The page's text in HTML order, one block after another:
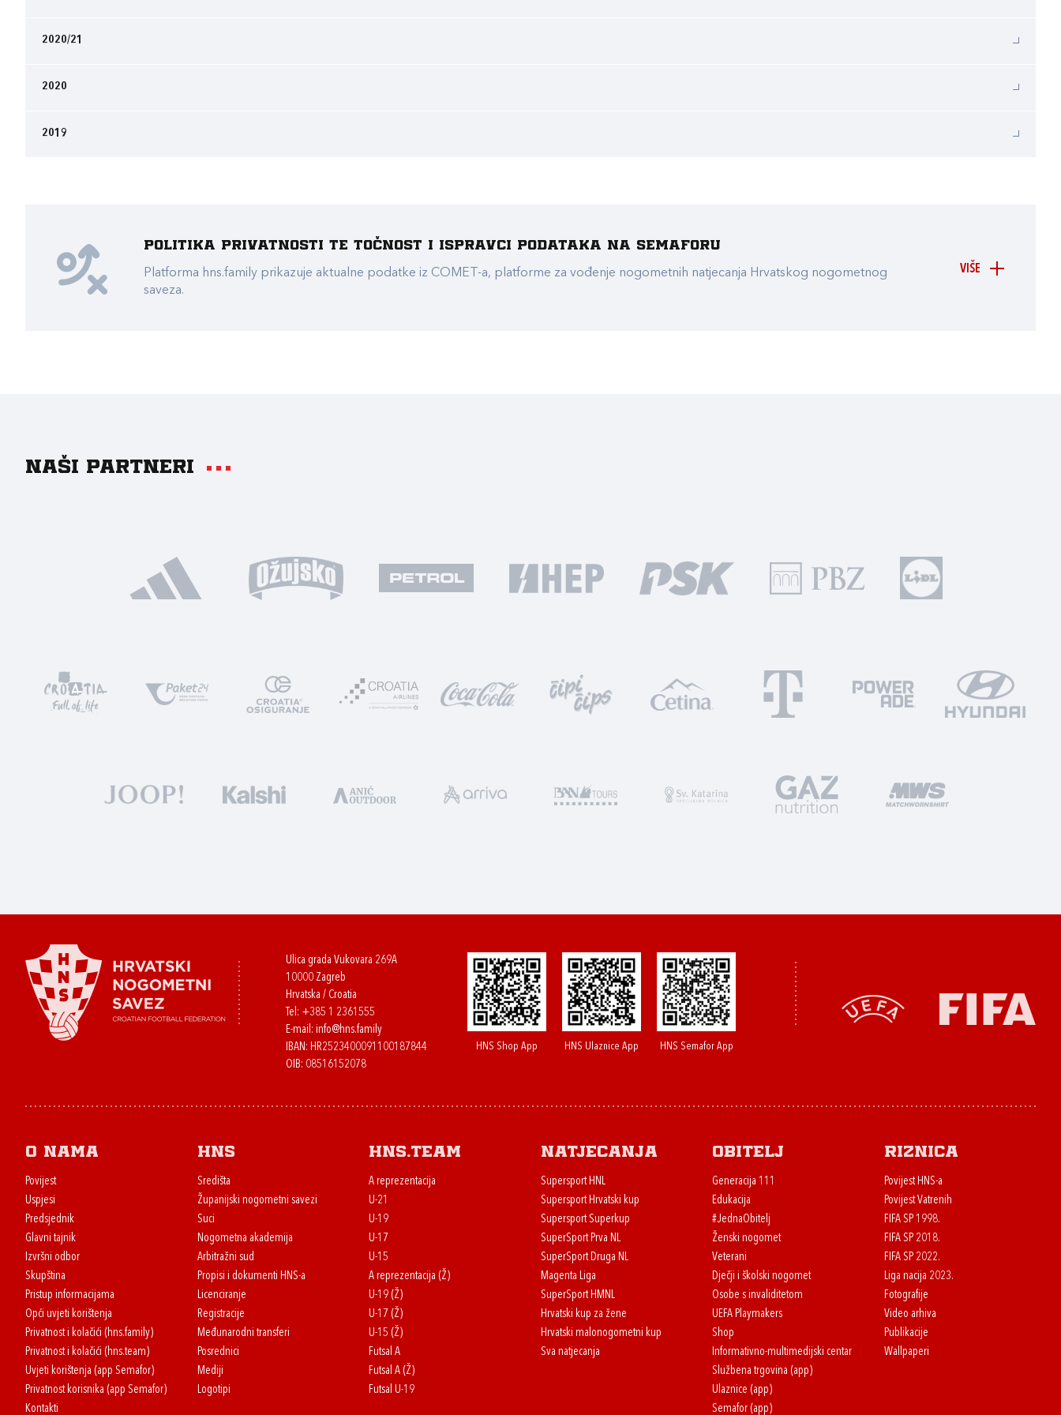
2020/21
2020
2019
VIŠE
Politika privatnosti te točnost i ispravci podataka na Semaforu
Platforma hns.family prikazuje aktualne podatke iz COMET-a, platforme za vođenje nogometnih natjecanja Hrvatskog nogometnog
saveza.
Naši partneri
Ulica grada Vukovara 269A
10000 Zagreb
Hrvatska / Croatia
Tel: +385 1 2361555
E-mail: info@hns.family
IBAN: HR2523400091100187844
OIB: 08516152078
HNS Shop App HNS Ulaznice App HNS Semafor App
O nama
Povijest
Uspjesi
Predsjednik
Glavni tajnik
Izvršni odbor
Skupština
Pristup informacijama
Opći uvjeti korištenja
Privatnost i kolačići (hns.family)
Privatnost i kolačići (hns.team)
Uvjeti korištenja (app Semafor)
Privatnost korisnika (app Semafor)
Kontakti
HNS
Središta
Županijski nogometni savezi
Suci
Nogometna akademija
Arbitražni sud
Propisi i dokumenti HNS-a
Licenciranje
Registracije
Međunarodni transferi
Posrednici
Mediji
Logotipi
HNS.team
A reprezentacija
U-21
U-19
U-17
U-15
A reprezentacija (Ž)
U-19 (Ž)
U-17 (Ž)
U-15 (Ž)
Futsal A
Futsal A (Ž)
Futsal U-19
Natjecanja
Supersport HNL
Supersport Hrvatski kup
Supersport Superkup
SuperSport Prva NL
SuperSport Druga NL
Magenta Liga
SuperSport HMNL
Hrvatski kup za žene
Hrvatski malonogometni kup
Sva natjecanja
Obitelj
Generacija 111
Edukacija
#JednaObitelj
Ženski nogomet
Veterani
Dječji i školski nogomet
Osobe s invaliditetom
UEFA Playmakers
Shop
Informativno-multimedijski centar
Službena trgovina (app)
Ulaznice (app)
Semafor (app)
Riznica
Povijest HNS-a
Povijest Vatrenih
FIFA SP 1998.
FIFA SP 2018.
FIFA SP 2022.
Liga nacija 2023.
Fotografije
Video arhiva
Publikacije
Wallpaperi